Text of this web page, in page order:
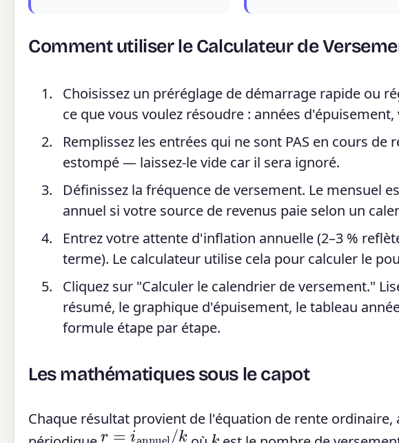
Comment utiliser le Calculateur de
Choisissez un préréglage de démarrage rapide ou
ce que vous voulez résoudre : années
Remplissez les entrées qui ne sont PAS en cours
estompé — laissez-le vide car il sera ignoré.
Définissez la fréquence de versement. Le mensuel
annuel si votre source de revenus paie selon un
Entrez votre attente d'inflation annuelle (2–3 %
terme). Le calculateur utilise cela pour calculer le
Cliquez sur "Calculer le calendrier de versement."
résumé, le graphique d'épuisement, le tableau
formule étape par étape.
Les mathématiques sous le capot
Chaque résultat provient de l'équation de rente
r=iannuel/k k